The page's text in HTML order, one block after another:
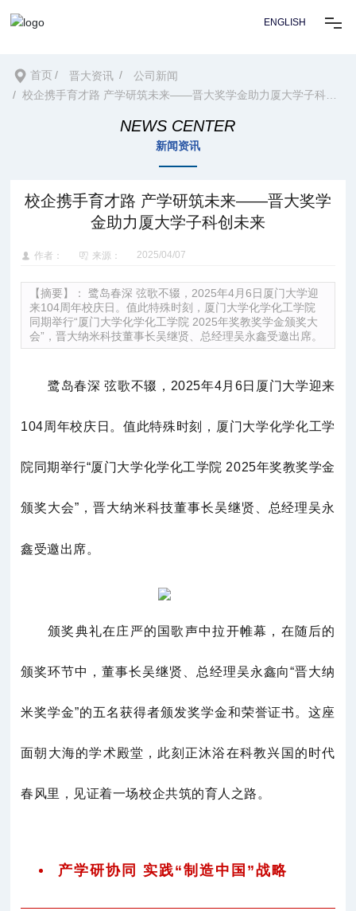
ENGLISH
首页
新闻资讯
资源
首页 晋大资讯
公司新闻
校企携手育才路 产学研筑未来——晋大奖学金助力厦大学子科创
NEWS CENTER
新闻资讯
校企携手育才路 产学研筑未来——晋大奖学
金助力厦大学子科创未来
作者： 来源： 2025/04/07
【摘要】：
鹭岛春深 弦歌不辍，2025年4月6日厦门大学迎
来104周年校庆日。值此特殊时刻，厦门大学化学化工学院
同期举行“厦门大学化学化工学院 2025年奖教奖学金颁奖大
会”，晋大纳米科技董事长吴继贤、总经理吴永鑫受邀出席。
鹭岛春深 弦歌不辍，2025年4月6日厦门大学迎来
104周年校庆日。值此特殊时刻，厦门大学化学化工学
院同期举行“厦门大学化学化工学院 2025年奖教奖学金
颁奖大会”， 晋大纳米科技董事长吴继贤、总经理吴永
鑫受邀出席。
颁奖典礼在庄严的国歌声中拉开帷幕，在随后的
颁奖环节中，董事长吴继贤、总经理吴永鑫向“晋大纳
米奖学金”的五名获得者颁发奖学金和荣誉证书。这座
面朝大海的学术殿堂，此刻正沐浴在科教兴国的时代
春风里，见证着一场校企共筑的育人之路。
产学研协同 实践“制造中国”战略